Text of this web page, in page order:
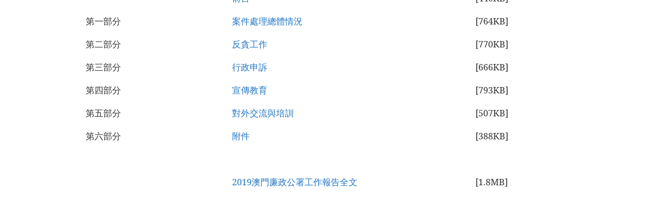
第一部分
案件處理總體情況
[764KB]
第二部分
反貪工作
[770KB]
第三部分
行政申訴
[666KB]
第四部分
宣傳教育
[793KB]
第五部分
對外交流與培訓
[507KB]
第六部分
附件 [388KB]
2019澳門廉政公署工作報告全文 [1.8MB]